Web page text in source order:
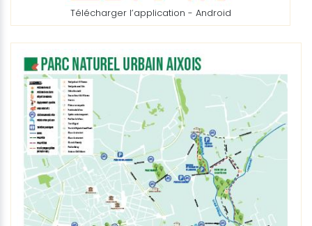
Télécharger l’application - Android